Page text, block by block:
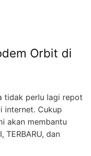
Orbit di
tidak perlu lagi repot
internet. Cukup
akan membantu
TERBARU, dan